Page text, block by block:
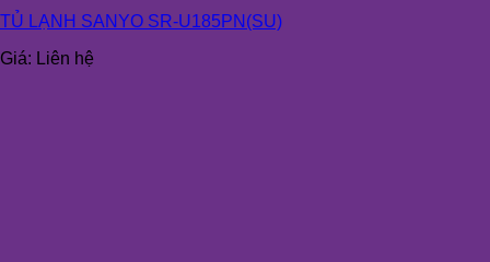
TỦ LẠNH SANYO SR-U185PN(SU)
Giá: Liên hệ